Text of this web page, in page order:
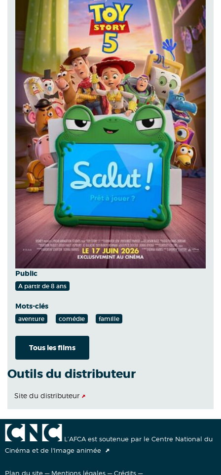
Public
A partir de 8 ans
Mots-clés
aventure comédie famille
Tous les films
Outils du distributeur
Site du distributeur
L’AFCA est soutenue par le Centre National du
Cinéma et de l'Image animée
Plan du site — Mentions légales —Crédits —